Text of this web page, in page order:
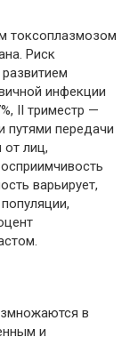
токсоплазмозом
Риск
инфекции
II триместр —
путями передачи
от лиц,
варьирует,
в
и